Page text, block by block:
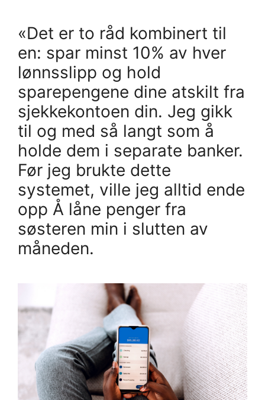
«Det er to råd kombinert til
en: spar minst 10% av hver
lønnsslipp og hold
sparepengene dine atskilt fra
sjekkekontoen din. Jeg gikk
til og med så langt som å
holde dem i separate banker.
Før jeg brukte dette
systemet, ville jeg alltid ende
opp Å låne penger fra
søsteren min i slutten av
måneden.